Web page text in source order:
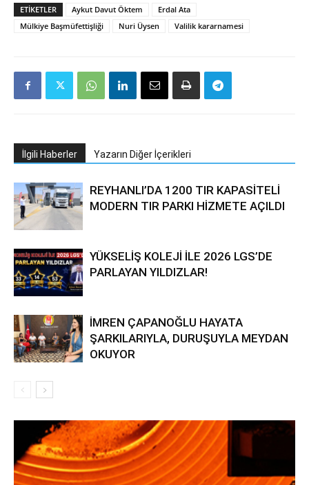
ETIKETLER Aykut Davut Öktem
Erdal Ata
Mülkiye Başmüfettişliği
Nuri Üysen Valilik kararnamesi
İlgili Haberler Yazarın Diğer İçerikleri
REYHANLI’DA 1200 TIR KAPASİTELİ
MODERN TIR PARKI HİZMETE AÇILDI
YÜKSELİŞ KOLEJİ İLE 2026 LGS’DE
PARLAYAN YILDIZLAR!
İMREN ÇAPANOĞLU HAYATA
ŞARKILARIYLA, DURUŞUYLA MEYDAN
OKUYOR